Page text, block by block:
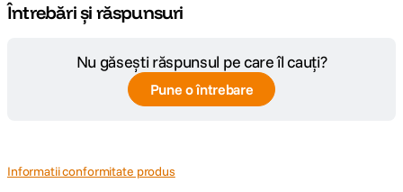
Întrebări și răspunsuri
Nu găsești răspunsul pe care îl cauți?
Pune o întrebare
Informatii conformitate produs